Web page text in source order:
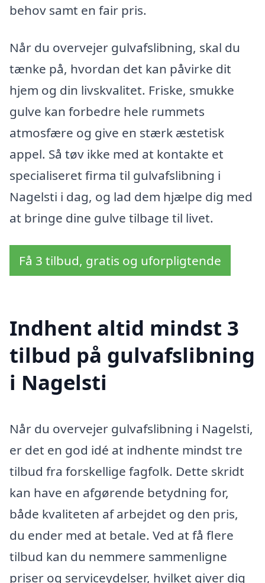
behov samt en fair pris.
Når du overvejer gulvafslibning, skal du
tænke på, hvordan det kan påvirke dit
hjem og din livskvalitet. Friske, smukke
gulve kan forbedre hele rummets
atmosfære og give en stærk æstetisk
appel. Så tøv ikke med at kontakte et
specialiseret firma til gulvafslibning i
Nagelsti i dag, og lad dem hjælpe dig med
at bringe dine gulve tilbage til livet.
Få 3 tilbud, gratis og uforpligtende
Indhent altid mindst 3
tilbud på gulvafslibning
i Nagelsti
Når du overvejer gulvafslibning i Nagelsti,
er det en god idé at indhente mindst tre
tilbud fra forskellige fagfolk. Dette skridt
kan have en afgørende betydning for,
både kvaliteten af arbejdet og den pris,
du ender med at betale. Ved at få flere
tilbud kan du nemmere sammenligne
priser og serviceydelser, hvilket giver dig